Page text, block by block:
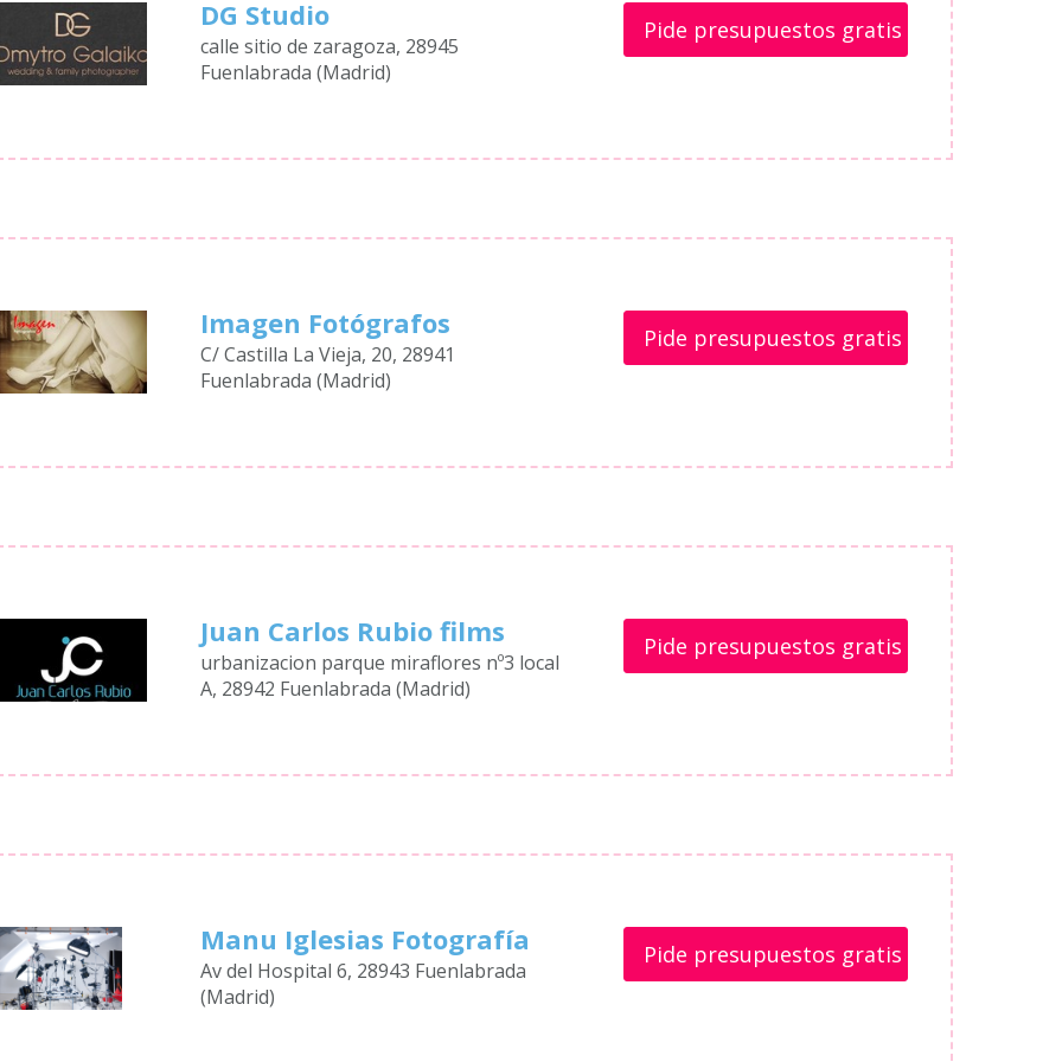
DG Studio
calle sitio de zaragoza, 28945
Fuenlabrada (Madrid)
Pide presupuestos gratis
Imagen Fotógrafos
C/ Castilla La Vieja, 20, 28941
Fuenlabrada (Madrid)
Pide presupuestos gratis
Juan Carlos Rubio films
urbanizacion parque miraflores nº3 local
A, 28942 Fuenlabrada (Madrid)
Pide presupuestos gratis
Manu Iglesias Fotografía
Av del Hospital 6, 28943 Fuenlabrada
(Madrid)
Pide presupuestos gratis